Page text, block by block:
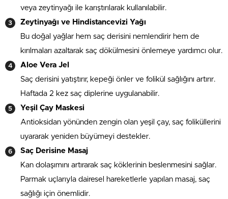
veya zeytinyağı ile karıştırılarak kullanılabilir.
Zeytinyağı ve Hindistancevizi Yağı
Bu doğal yağlar hem saç derisini nemlendirir hem de
kırılmaları azaltarak saç dökülmesini önlemeye yardımcı olur.
Aloe Vera Jel
Saç derisini yatıştırır, kepeği önler ve folikül sağlığını artırır.
Haftada 2 kez saç diplerine uygulanabilir.
Yeşil Çay Maskesi
Antioksidan yönünden zengin olan yeşil çay, saç foliküllerini
uyararak yeniden büyümeyi destekler.
Saç Derisine Masaj
Kan dolaşımını artırarak saç köklerinin beslenmesini sağlar.
Parmak uçlarıyla dairesel hareketlerle yapılan masaj, saç
sağlığı için önemlidir.